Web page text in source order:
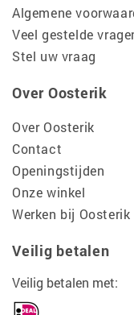
Algemene
Veel gestelde
Stel uw vraag
Over Oosterik
Over Oosterik
Contact
Openingstijden
Onze winkel
Werken bij Oosterik
Veilig betalen
Veilig betalen met: